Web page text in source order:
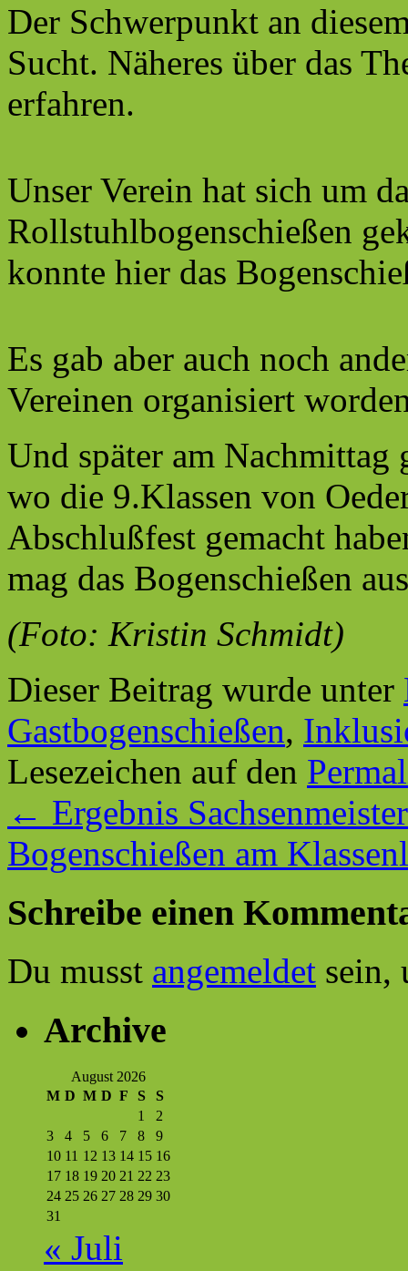
Der Schwerpunkt an
Sucht. Näheres über das
erfahren.
Unser Verein hat sich um
Rollstuhlbogenschießen
konnte hier das
Es gab aber auch noch
Vereinen organisiert
Und später am
wo die 9.Klassen von
Abschlußfest gemacht
mag das Bogenschießen
(Foto: Kristin Schmidt)
Dieser Beitrag wurde unter
Gastbogenschießen,
Lesezeichen auf den
← Ergebnis
Bogenschießen am
Schreibe einen
Du musst angemeldet sein,
Archive
August 2026
M D M D F S
S
1
2
3
4 5 6 7 8
9
10 11 12 13 14 15 16
17 18 19 20 21 22 23
24 25 26 27 28 29 30
31
« Juli